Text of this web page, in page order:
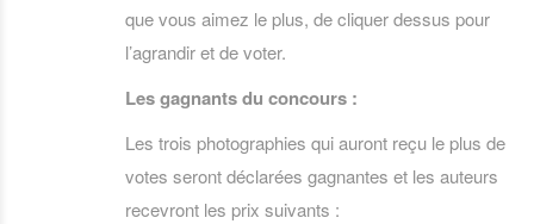
que vous aimez le plus, de cliquer dessus pour
l’agrandir et de voter.
Les gagnants du concours :
Les trois photographies qui auront reçu le plus de
votes seront déclarées gagnantes et les auteurs
recevront les prix suivants :